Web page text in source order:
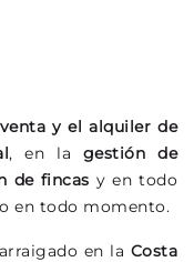
y el alquiler de
, en la gestión de
de fincas y en todo
en todo momento.
en la Costa